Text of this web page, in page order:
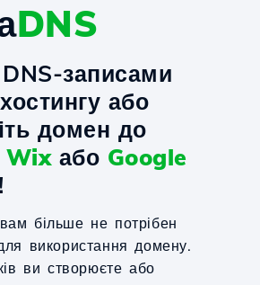
DNS
записами
або
домен до
Wixабо Google
більше не потрібен
використання домену.
ви створюєте або